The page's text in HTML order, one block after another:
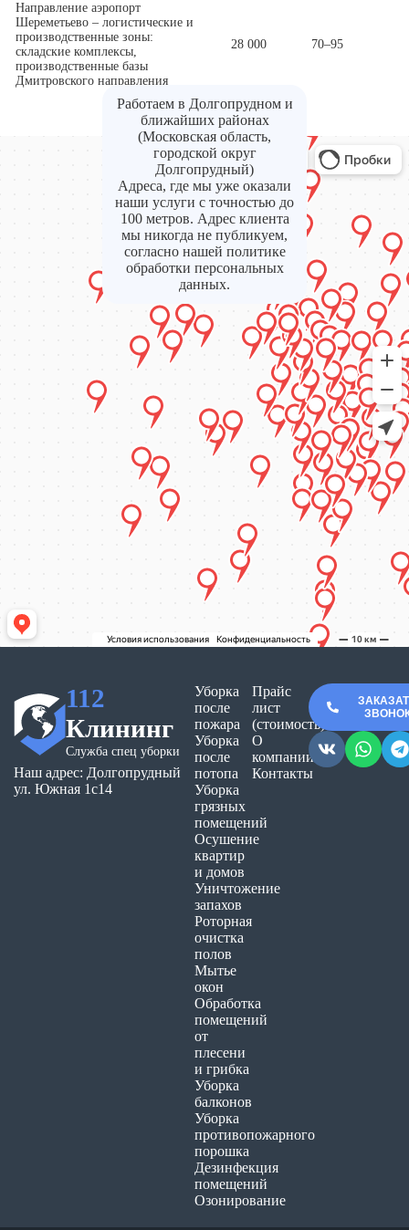
Направление аэропорт
Шереметьево – логистические и
производственные зоны:
складские комплексы,
производственные базы
Дмитровского направления
28 000 70–95
Работаем в Долгопрудном и
ближайших районах
(Московская область,
городской округ
Долгопрудный)
Адреса, где мы уже оказали
наши услуги с точностью до
100 метров. Адрес клиента
мы никогда не публикуем,
согласно нашей политике
обработки персональных
данных.
112
Клининг
Служба спец уборки
Наш адрес: Долгопрудный
ул. Южная 1с14
Уборка
после
пожара
Уборка
после
потопа
Уборка
грязных
помещений
Осушение
квартир
и домов
Уничтожение
запахов
Роторная
очистка
полов
Мытье
окон
Обработка
помещений
от
плесени
и грибка
Уборка
балконов
Уборка
противопожарного
порошка
Дезинфекция
помещений
Озонирование
Прайс
лист
(стоимость)
О
компании
Контакты